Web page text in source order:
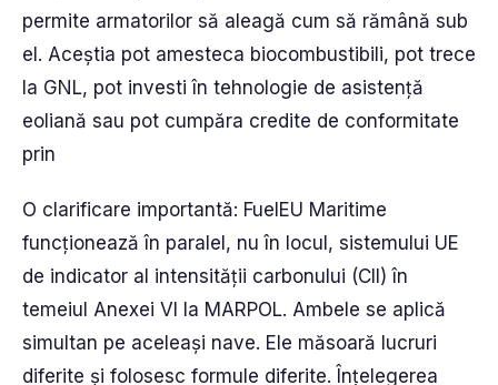
permite armatorilor să aleagă cum să rămână sub
el. Aceștia pot amesteca biocombustibili, pot trece
la GNL, pot investi în tehnologie de asistență
eoliană sau pot cumpăra credite de conformitate
prin
O clarificare importantă: FuelEU Maritime
funcționează în paralel, nu în locul, sistemului UE
de indicator al intensității carbonului (CII) în
temeiul Anexei VI la MARPOL. Ambele se aplică
simultan pe aceleași nave. Ele măsoară lucruri
diferite și folosesc formule diferite. Înțelegerea